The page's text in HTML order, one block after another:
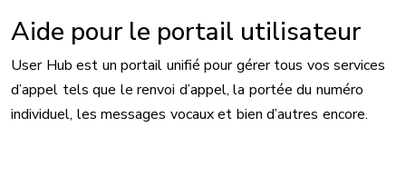
Aide pour le portail utilisateur
User Hub est un portail unifié pour gérer tous vos services
d’appel tels que le renvoi d’appel, la portée du numéro
individuel, les messages vocaux et bien d’autres encore.